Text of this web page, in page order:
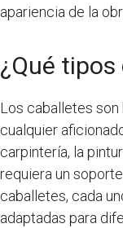
apariencia de la
¿Qué
Los caballetes
cualquier
carpintería, la
requiera un
caballetes, cada
adaptadas para